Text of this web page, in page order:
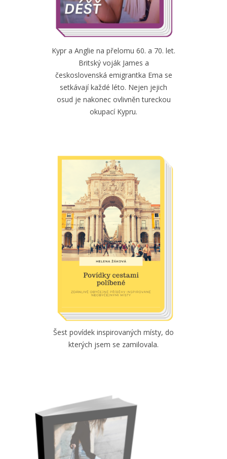
Kypr a Anglie na přelomu 60. a 70. let.
Britský voják James a
československá emigrantka Ema se
setkávají každé léto. Nejen jejich
osud je nakonec ovlivněn tureckou
okupací Kypru.
Šest povídek inspirovaných místy, do
kterých jsem se zamilovala.